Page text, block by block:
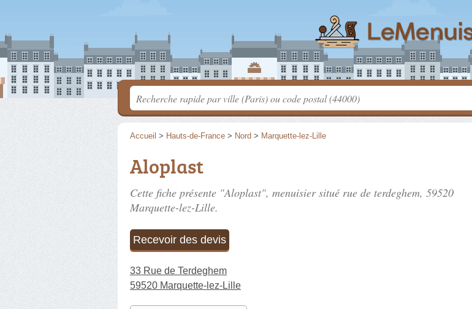
Accueil > Hauts-de-France > Nord > Marquette-lez-Lille
Aloplast
Cette fiche présente "Aloplast", menuisier situé rue de terdeghem, 59520
Marquette-lez-Lille.
Recevoir des devis
33 Rue de Terdeghem
59520 Marquette-lez-Lille